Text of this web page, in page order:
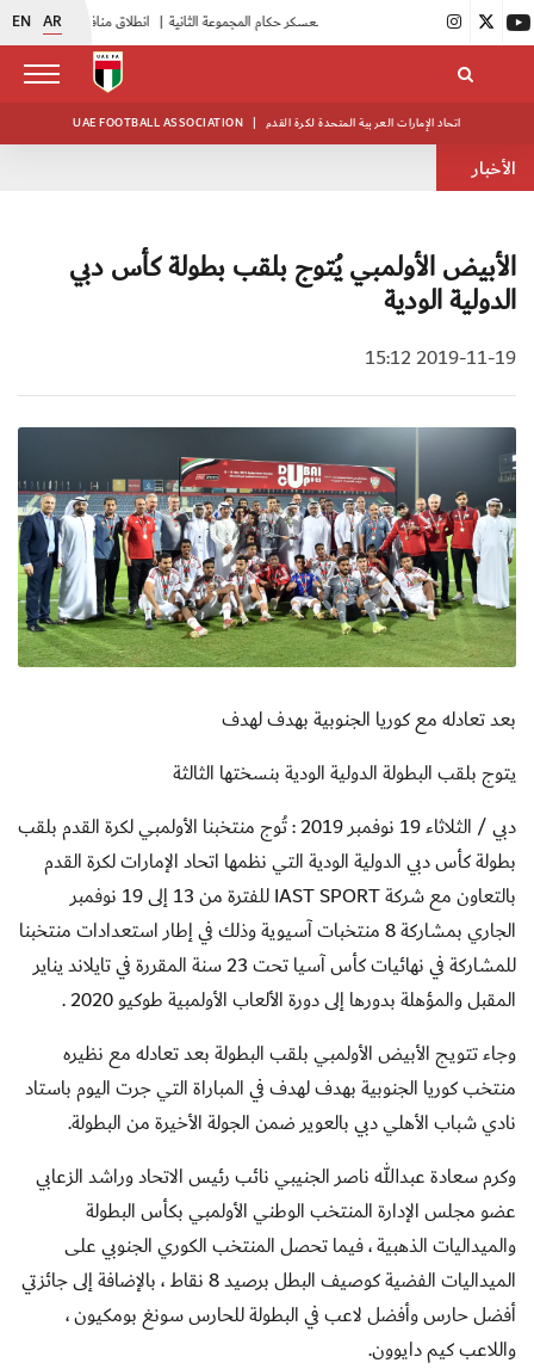
EN AR انطلاق منافسات بطولة النخبة لحرس الرئاسة |
UAE FOOTBALL ASSOCIATION | اتحاد الإمارات العربية المتحدة لكرة القدم
الأخبار
الأبيض الأولمبي يُتوج بلقب بطولة كأس دبي
الدولية الودية
2019-11-19 15:12
بعد تعادله مع كوريا الجنوبية بهدف لهدف
يتوج بلقب البطولة الدولية الودية بنسختها الثالثة
دبي / الثلاثاء 19 نوفمبر 2019 : تُوج منتخبنا الأولمبي لكرة القدم بلقب
بطولة كأس دبي الدولية الودية التي نظمها اتحاد الإمارات لكرة القدم
بالتعاون مع شركة IAST SPORT للفترة من 13 إلى 19 نوفمبر
الجاري بمشاركة 8 منتخبات آسيوية وذلك في إطار استعدادات منتخبنا
للمشاركة في نهائيات كأس آسيا تحت 23 سنة المقررة في تايلاند يناير
المقبل والمؤهلة بدورها إلى دورة الألعاب الأولمبية طوكيو 2020 .
وجاء تتويج الأبيض الأولمبي بلقب البطولة بعد تعادله مع نظيره
منتخب كوريا الجنوبية بهدف لهدف في المباراة التي جرت اليوم باستاد
نادي شباب الأهلي دبي بالعوير ضمن الجولة الأخيرة من البطولة.
وكرم سعادة عبدالله ناصر الجنيبي نائب رئيس الاتحاد وراشد الزعابي
عضو مجلس الإدارة المنتخب الوطني الأولمبي بكأس البطولة
والميداليات الذهبية ، فيما تحصل المنتخب الكوري الجنوبي على
الميداليات الفضية كوصيف البطل برصيد 8 نقاط ، بالإضافة إلى جائزتي
أفضل حارس وأفضل لاعب في البطولة للحارس سونغ بومكيون ،
واللاعب كيم دايوون.